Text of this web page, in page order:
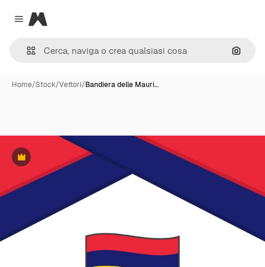
Close menu
Magnific
Cerca
Home/Stock/Vettori/Bandiera delle Mauri…
Premium